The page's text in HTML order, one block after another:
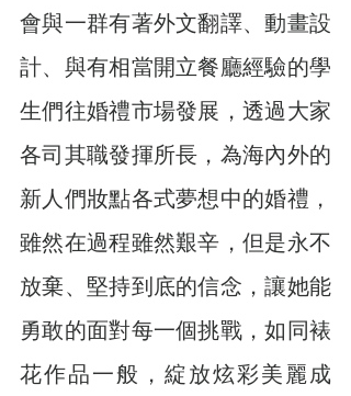
會與一群有著外文翻譯、動畫設
計、與有相當開立餐廳經驗的學
生們往婚禮市場發展，透過大家
各司其職發揮所長，為海內外的
新人們妝點各式夢想中的婚禮，
雖然在過程雖然艱辛，但是永不
放棄、堅持到底的信念，讓她能
勇敢的面對每一個挑戰，如同裱
花作品一般，綻放炫彩美麗成